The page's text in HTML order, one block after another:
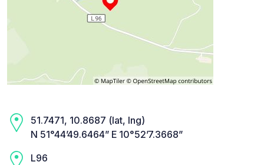
51.7471, 10.8687 (lat, lng)
N 51°44’49.6464” E 10°52’7.3668”
L96